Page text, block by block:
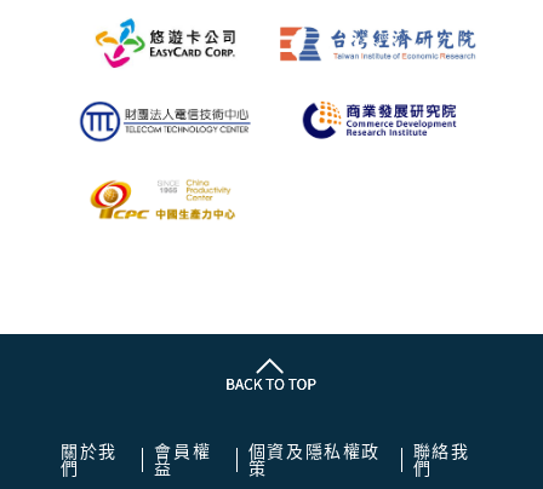
關於我
們
會員權
益
個資及隱私權政
策
聯絡我
們